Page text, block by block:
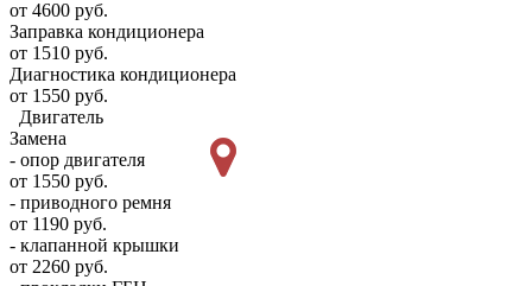
от 4600 руб.
Заправка кондиционера
от 1510 руб.
Диагностика кондиционера
от 1550 руб.
Двигатель
Замена
- опор двигателя
от 1550 руб.
- приводного ремня
от 1190 руб.
- клапанной крышки
от 2260 руб.